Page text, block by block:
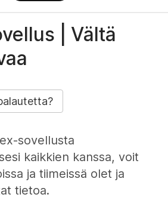
| Vältä
sovellusta
kaikkien kanssa, voit
ja tiimeissä olet ja
tietoa.